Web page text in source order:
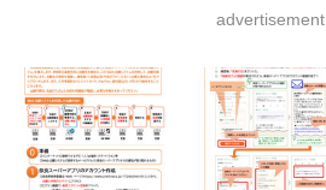
advertisement